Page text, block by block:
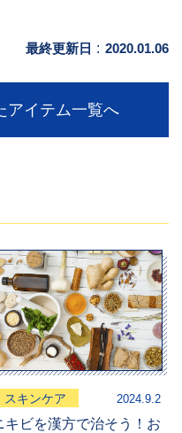
最終更新日 : 2020.01.06
アイテム一覧へ
スキンケア 2024.9.2
キビを漢方で治そう！お